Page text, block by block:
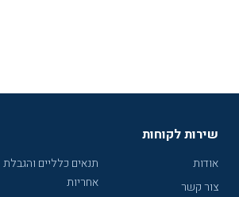
שירות לקוחות
אודות
צור קשר
תנאים כלליים והגבלת
אחריות